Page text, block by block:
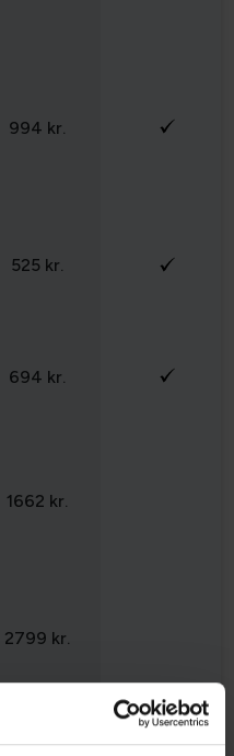
994 kr.
525 kr.
694 kr.
1662 kr.
2799 kr.
7746 kr. 2268 kr.